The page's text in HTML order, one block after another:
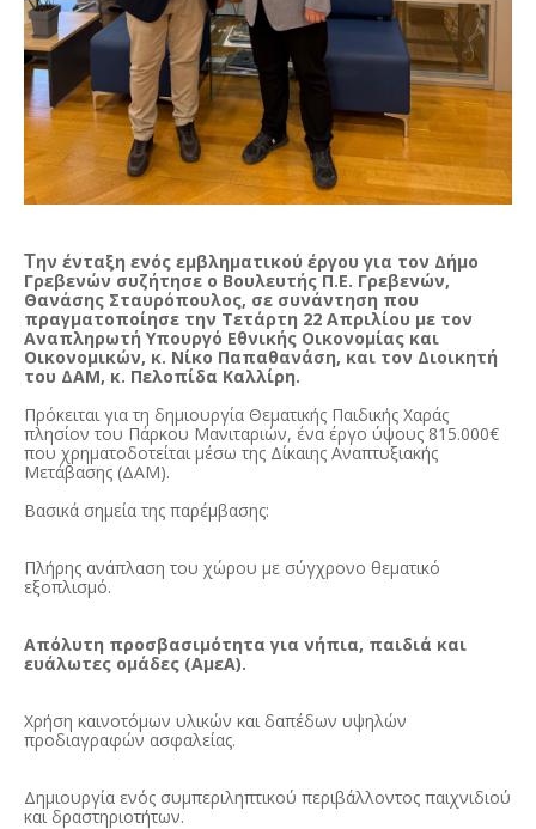
Την ένταξη ενός εμβληματικού έργου για τον Δήμο
Γρεβενών συζήτησε ο Βουλευτής Π.Ε. Γρεβενών,
Θανάσης Σταυρόπουλος, σε συνάντηση που
πραγματοποίησε την Τετάρτη 22 Απριλίου με τον
Αναπληρωτή Υπουργό Εθνικής Οικονομίας και
Οικονομικών, κ. Νίκο Παπαθανάση, και τον Διοικητή
του ΔΑΜ, κ. Πελοπίδα Καλλίρη.
Πρόκειται για τη δημιουργία Θεματικής Παιδικής Χαράς
πλησίον του Πάρκου Μανιταριών, ένα έργο ύψους 815.000€
που χρηματοδοτείται μέσω της Δίκαιης Αναπτυξιακής
Μετάβασης (ΔΑΜ).
Βασικά σημεία της παρέμβασης:
Πλήρης ανάπλαση του χώρου με σύγχρονο θεματικό
εξοπλισμό.
Απόλυτη προσβασιμότητα για νήπια, παιδιά και
ευάλωτες ομάδες (ΑμεΑ).
Χρήση καινοτόμων υλικών και δαπέδων υψηλών
προδιαγραφών ασφαλείας.
Δημιουργία ενός συμπεριληπτικού περιβάλλοντος παιχνιδιού
και δραστηριοτήτων.